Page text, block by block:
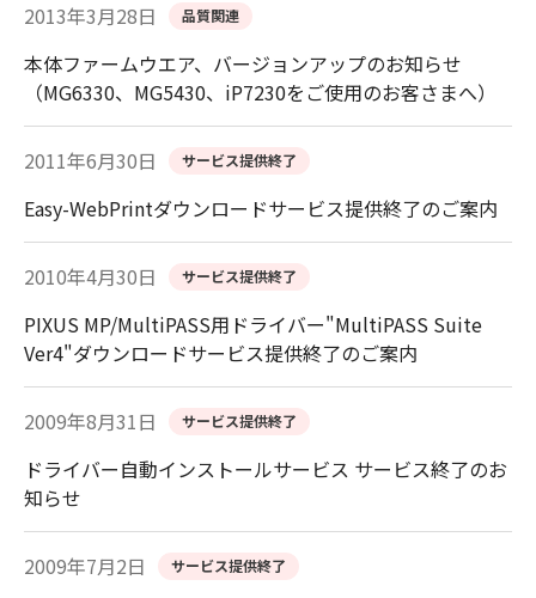
2013年3月28日 品質関連
本体ファームウエア、バージョンアップのお知らせ
（MG6330、MG5430、iP7230をご使用のお客さまへ）
2011年6月30日 サービス提供終了
Easy-WebPrintダウンロードサービス提供終了のご案内
2010年4月30日 サービス提供終了
PIXUS MP/MultiPASS用ドライバー"MultiPASS Suite
Ver4"ダウンロードサービス提供終了のご案内
2009年8月31日 サービス提供終了
ドライバー自動インストールサービス サービス終了のお
知らせ
2009年7月2日 サービス提供終了